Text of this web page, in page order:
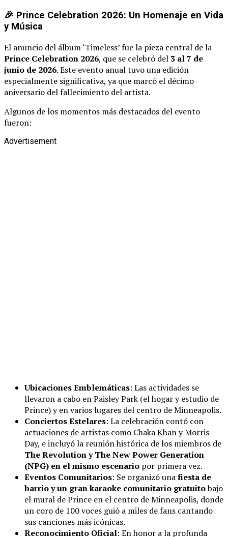
🎉 Prince Celebration 2026: Un Homenaje en Vida
y Música
El anuncio del álbum ‘Timeless’ fue la pieza central de la
Prince Celebration 2026, que se celebró del 3 al 7 de
junio de 2026. Este evento anual tuvo una edición
especialmente significativa, ya que marcó el décimo
aniversario del fallecimiento del artista.
Algunos de los momentos más destacados del evento
fueron:
Advertisement
Ubicaciones Emblemáticas: Las actividades se
llevaron a cabo en Paisley Park (el hogar y estudio de
Prince) y en varios lugares del centro de Minneapolis.
Conciertos Estelares: La celebración contó con
actuaciones de artistas como Chaka Khan y Morris
Day, e incluyó la reunión histórica de los miembros de
The Revolution y The New Power Generation
(NPG) en el mismo escenario por primera vez.
Eventos Comunitarios: Se organizó unafiesta de
barrio y un gran karaoke comunitario gratuitobajo
el mural de Prince en el centro de Minneapolis, donde
un coro de 100 voces guió a miles de fans cantando
sus canciones más icónicas.
Reconocimiento Oficial: En honor a la profunda